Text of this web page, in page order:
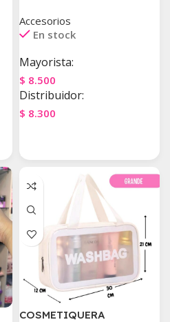
Accesorios
En stock
Mayorista:
$ 8.500
Distribuidor:
$ 8.300
COSMETIQUERA